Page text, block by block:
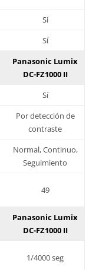
Sí
Sí
Panasonic Lumix
DC-FZ1000 II
Sí
Por detección de
contraste
Normal, Continuo,
Seguimiento
49
Panasonic Lumix
DC-FZ1000 II
1/4000 seg